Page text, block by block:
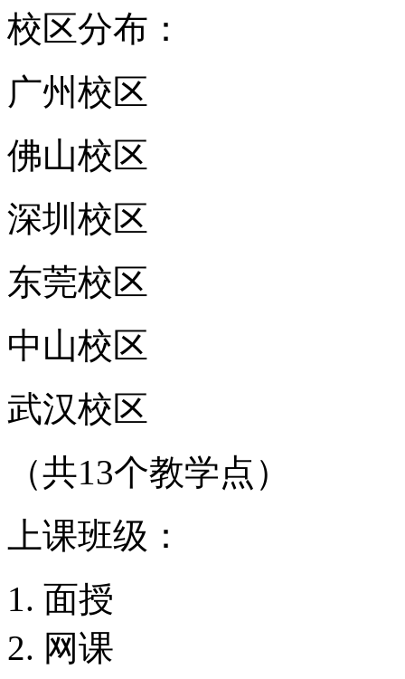
校区分布：
广州校区
佛山校区
深圳校区
东莞校区
中山校区
武汉校区
（共13个教学点）
上课班级：
面授
网课